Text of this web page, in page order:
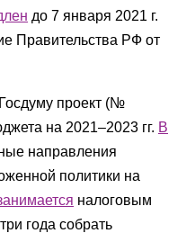
до 7 января 2021 г.
Правительства РФ от
проект (№
на 2021–2023 гг. В
направления
политики на
налоговым
года собрать